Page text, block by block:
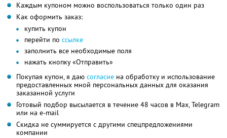
Каждым купоном можно воспользоваться только один раз
Как оформить заказ:
купить купон
перейти по ссылке
заполнить все необходимые поля
нажать кнопку «Отправить»
Покупая купон, я даю согласие на обработку и использование
предоставленных мной персональных данных для оказания
заказанной услуги
Готовый подбор высылается в течение 48 часов в Max, Telegram
или на e-mail
Скидка не суммируется с другими спецпредложениями
компании